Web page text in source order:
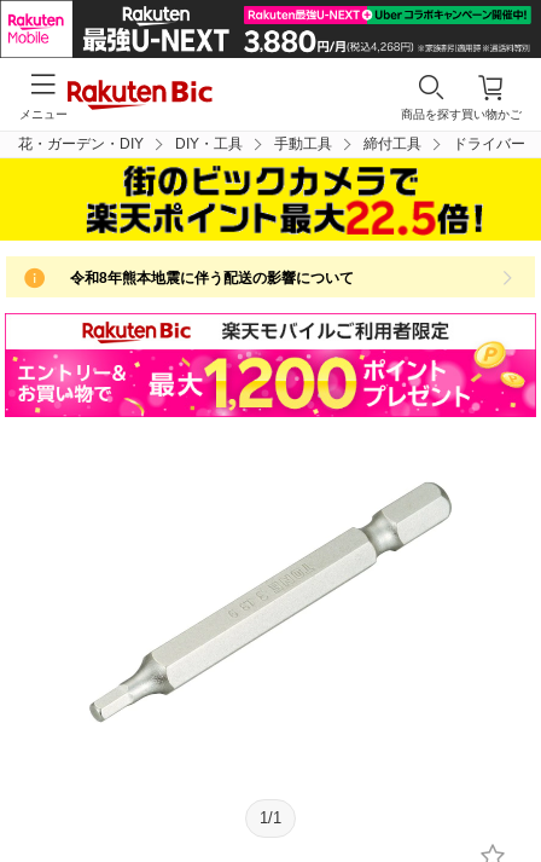
買い物かご
商品を探す
メニュー
花・ガーデン・DIY DIY・工具 手動工具 締付工具 ドライバー
令和8年熊本地震に伴う配送の影響について
1 /1